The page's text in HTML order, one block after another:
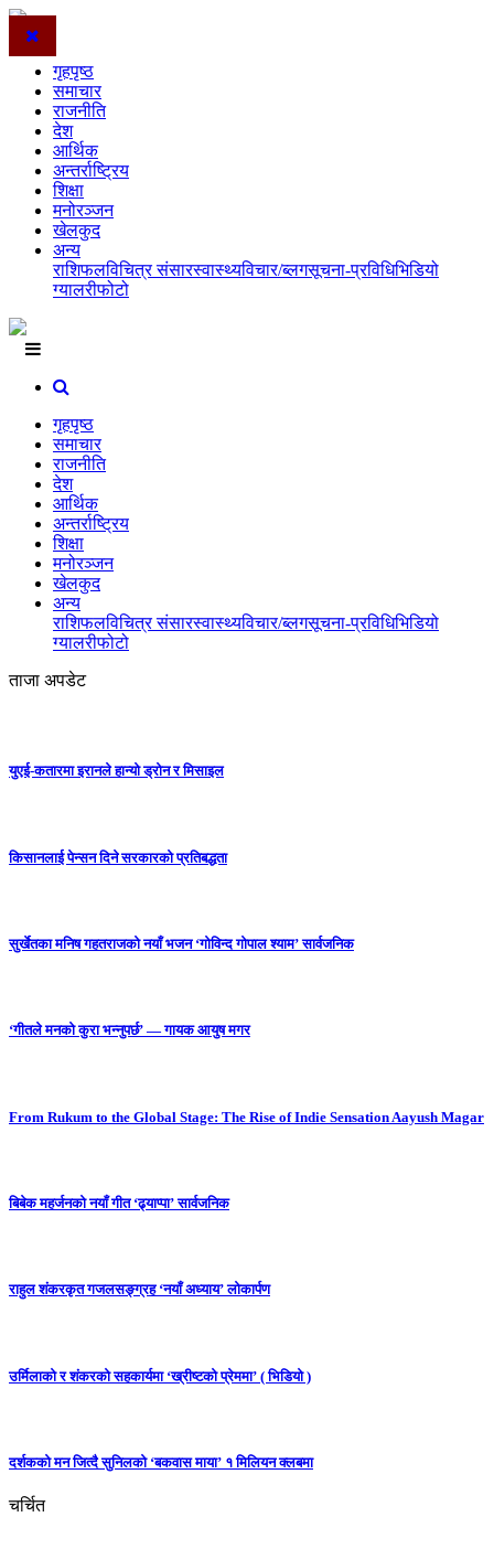
गृहपृष्ठ
समाचार
राजनीति
देश
आर्थिक
अन्तर्राष्ट्रिय
शिक्षा
मनोरञ्जन
खेलकुद
अन्य
राशिफलविचित्र संसारस्वास्थ्यविचार/ब्लगसूचना-प्रविधिभिडियो
ग्यालरीफोटो
गृहपृष्ठ
समाचार
राजनीति
देश
आर्थिक
अन्तर्राष्ट्रिय
शिक्षा
मनोरञ्जन
खेलकुद
अन्य
राशिफलविचित्र संसारस्वास्थ्यविचार/ब्लगसूचना-प्रविधिभिडियो
ग्यालरीफोटो
ताजा अपडेट
युएई-कतारमा इरानले हान्यो ड्रोन र मिसाइल
किसानलाई पेन्सन दिने सरकारको प्रतिबद्धता
सुर्खेतका मनिष गहतराजको नयाँ भजन ‘गोविन्द गोपाल श्याम’ सार्वजनिक
‘गीतले मनको कुरा भन्नुपर्छ’ — गायक आयुष मगर
From Rukum to the Global Stage: The Rise of Indie Sensation Aayush Magar
बिबेक महर्जनको नयाँ गीत ‘ढ्याप्पा’ सार्वजनिक
राहुल शंकरकृत गजलसङ्ग्रह ‘नयाँ अध्याय’ लोकार्पण
उर्मिलाको र शंकरको सहकार्यमा ‘ख्रीष्टको प्रेममा’ ( भिडियो )
दर्शकको मन जित्दै सुनिलको ‘बकवास माया’ १ मिलियन क्लबमा
चर्चित